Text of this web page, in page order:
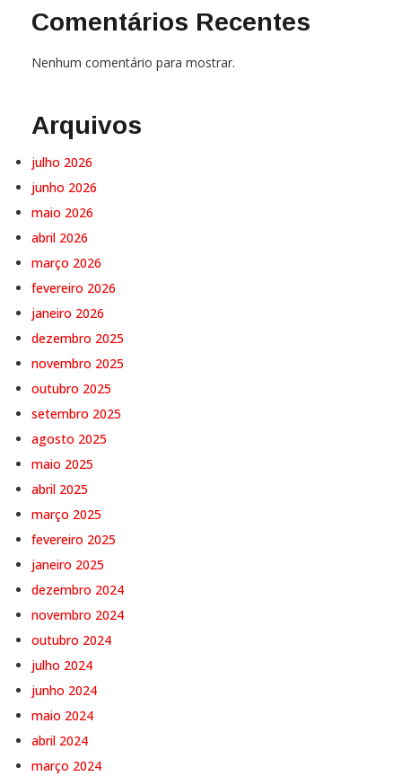
Comentários Recentes
Nenhum comentário para mostrar.
Arquivos
julho 2026
junho 2026
maio 2026
abril 2026
março 2026
fevereiro 2026
janeiro 2026
dezembro 2025
novembro 2025
outubro 2025
setembro 2025
agosto 2025
maio 2025
abril 2025
março 2025
fevereiro 2025
janeiro 2025
dezembro 2024
novembro 2024
outubro 2024
julho 2024
junho 2024
maio 2024
abril 2024
março 2024